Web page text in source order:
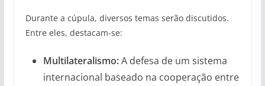
Durante a cúpula, diversos temas serão discutidos.
Entre eles, destacam-se:
Multilateralismo:A defesa de um sistema
internacional baseado na cooperação entre